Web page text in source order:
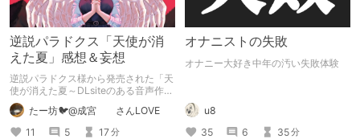
逆説パラドクス「天使が消
えた夏」感想＆妄想
逆説パラドクス様から発売された「天
使が消えた夏～DLsiteのある音声作品
について～」の感想です。 妄想も多
いです。たー坊🐦@成宮 さんLOVE
11
5 17分
オナニストの失敗
オナニー大好き中年の汚い失敗体験
u8
35
6 35分